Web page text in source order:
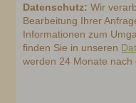
Datenschutz:Wir
Bearbeitung Ihrer
Informationen zum
finden Sie in unseren
werden 24 Monate nach